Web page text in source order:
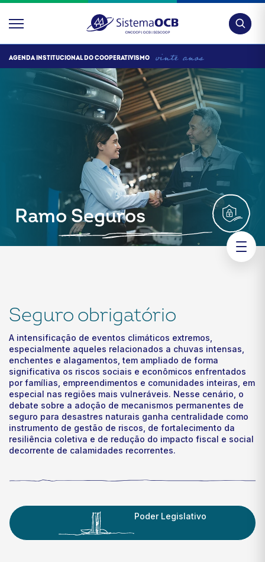
AGENDA INSTITUCIONAL DO COOPERATIVISMO
Ramo Seguros
Seguro obrigatório
A intensificação de eventos climáticos extremos,
especialmente aqueles relacionados a chuvas intensas,
enchentes e alagamentos, tem ampliado de forma
significativa os riscos sociais e econômicos enfrentados
por famílias, empreendimentos e comunidades inteiras, em
especial nas regiões mais vulneráveis. Nesse cenário, o
debate sobre a adoção de mecanismos permanentes de
seguro para desastres naturais ganha centralidade como
instrumento de gestão de riscos, de fortalecimento da
resiliência coletiva e de redução do impacto fiscal e social
decorrente de calamidades recorrentes.
Poder Legislativo